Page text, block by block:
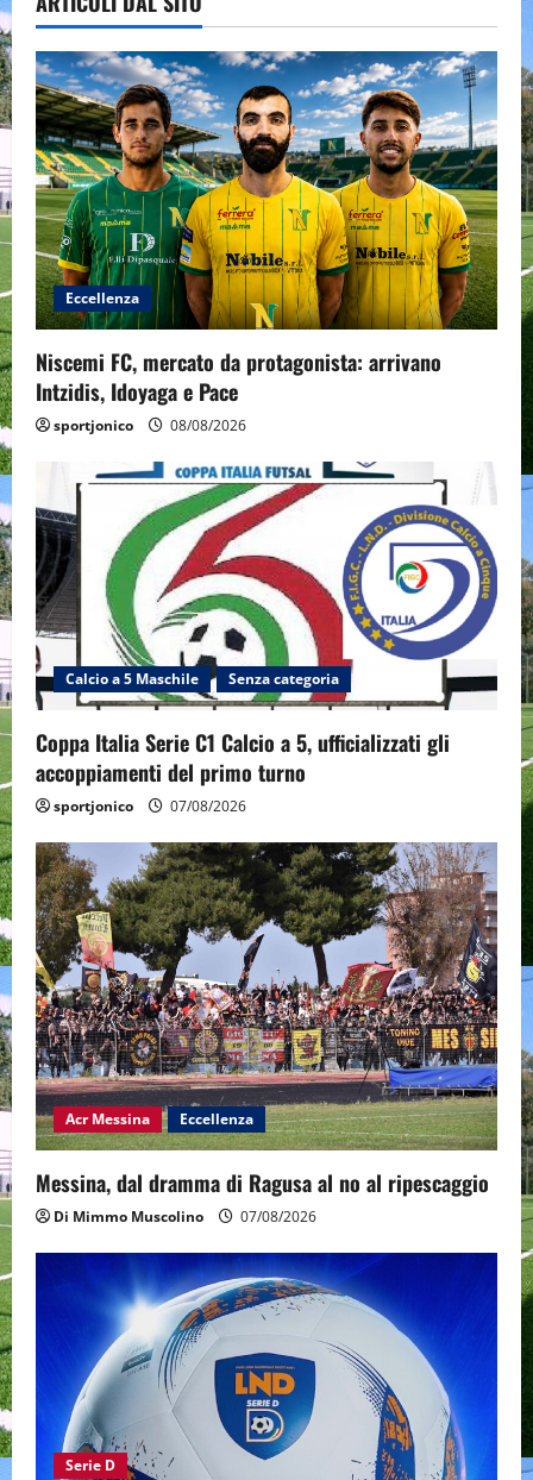
Eccellenza
Niscemi FC, mercato da protagonista: arrivano
Intzidis, Idoyaga e Pace
sportjonico 08/08/2026
Calcio a 5 Maschile Senza categoria
Coppa Italia Serie C1 Calcio a 5, ufficializzati gli
accoppiamenti del primo turno
sportjonico 07/08/2026
Acr Messina Eccellenza
Messina, dal dramma di Ragusa al no al ripescaggio
Di Mimmo Muscolino 07/08/2026
Serie D